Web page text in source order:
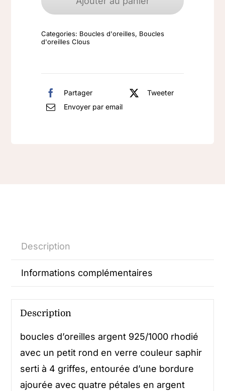
925
saphir
Categories: Boucles d'oreilles, Boucles
d'oreilles Clous
Partager
Tweeter
Envoyer par email
Description
Informations complémentaires
Description
boucles d’oreilles argent 925/1000 rhodié
avec un petit rond en verre couleur saphir
serti à 4 griffes, entourée d’une bordure
ajourée avec quatre pétales en argent